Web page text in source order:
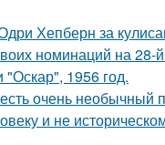
Хепберн за
номинаций на 28-
1956 год.
очень необычный
и не